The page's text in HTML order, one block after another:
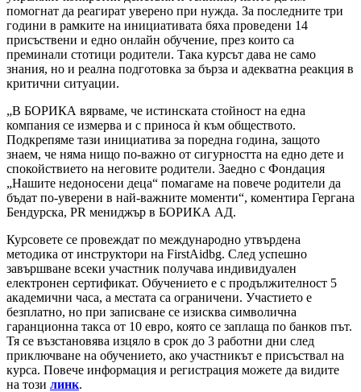
помогнат да реагират уверено при нужда. За последните три
години в рамките на инициативата бяха проведени 14
присъствени и едно онлайн обучение, през които са
преминали стотици родители. Така курсът дава не само
знания, но и реална подготовка за бърза и адекватна реакция в
критични ситуации.
„В БОРИКА вярваме, че истинската стойност на една
компания се измерва и с приноса ѝ към обществото.
Подкрепяме тази инициатива за поредна година, защото
знаем, че няма нищо по-важно от сигурността на едно дете и
спокойствието на неговите родители. Заедно с Фондация
„Нашите недоносени деца“ помагаме на повече родители да
бъдат по-уверени в най-важните моменти“, коментира Гергана
Бендурска, PR мениджър в БОРИКА АД.
Курсовете се провеждат по международно утвърдена
методика от инструктори на FirstAidbg. След успешно
завършване всеки участник получава индивидуален
електронен сертификат. Обучението е с продължителност 5
академични часа, а местата са ограничени. Участието е
безплатно, но при записване се изисква символична
гаранционна такса от 10 евро, която се заплаща по банков път.
Тя се възстановява изцяло в срок до 3 работни дни след
приключване на обучението, ако участникът е присъствал на
курса. Повече информация и регистрация можете да видите
на този линк.